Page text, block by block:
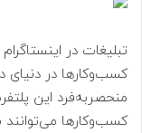
تبلیغات در
کسب‌وکارها در دنیای
منحصربه‌فرد این
کسب‌وکارها می‌توانند